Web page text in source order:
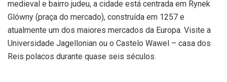
medieval e bairro judeu, a cidade está centrada em Rynek
Glówny (praça do mercado), construída em 1257 e
atualmente um dos maiores mercados da Europa. Visite a
Universidade Jagellonian ou o Castelo Wawel – casa dos
Reis polacos durante quase seis séculos.